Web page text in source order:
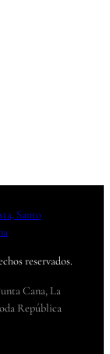
Santo
reservados.
Cana, La
República